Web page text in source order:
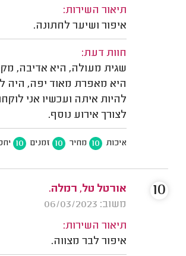
תיאור השירות:
איפור ושיער לחתונה.
חוות דעת:
שגית מעולה, היא אדיבה,
היא מאפרת מאוד יפה, היה
להיות איתה ועכשיו אני
לצורך אירוע נוסף.
איכות 10 מחיר 10 זמנים 10
אורטל טל, רמלה.
משוב: 06/03/2023
תיאור השירות:
איפור לבר מצווה.
10